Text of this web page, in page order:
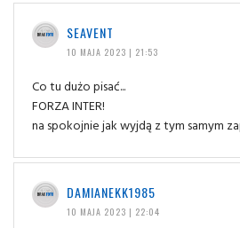
SEAVENT
10 MAJA 2023 | 21:53
Co tu dużo pisać...
FORZA INTER!
na spokojnie jak wyjdą z tym samym
DAMIANEKK1985
10 MAJA 2023 | 22:04